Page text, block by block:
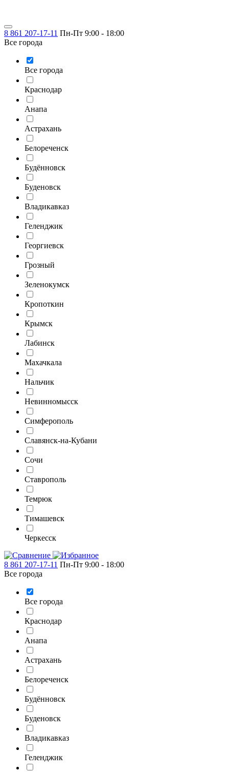
8 861 207-17-11 Пн-Пт 9:00 - 18:00
Все города
Все города
Краснодар
Анапа
Астрахань
Белореченск
Будённовск
Буденовск
Владикавказ
Геленджик
Георгиевск
Грозный
Зеленокумск
Кропоткин
Крымск
Лабинск
Махачкала
Нальчик
Невинномысск
Симферополь
Славянск-на-Кубани
Сочи
Ставрополь
Темрюк
Тимашевск
Черкесск
8 861 207-17-11 Пн-Пт 9:00 - 18:00
Все города
Все города
Краснодар
Анапа
Астрахань
Белореченск
Будённовск
Буденовск
Владикавказ
Геленджик